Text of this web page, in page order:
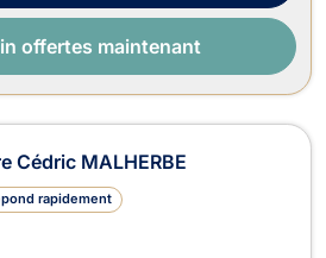
offertes maintenant
Cédric MALHERBE
rapidement